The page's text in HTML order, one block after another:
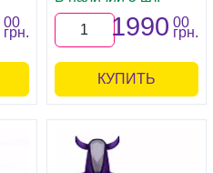
00
грн. 1990 00
грн.
КУПИТЬ